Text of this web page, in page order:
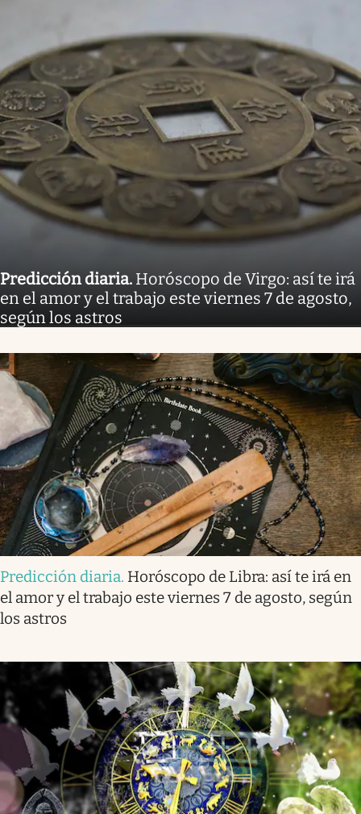
Predicción diaria. Horóscopo de Virgo: así te irá
en el amor y el trabajo este viernes 7 de agosto,
según los astros
Predicción diaria. Horóscopo de Libra: así te irá en
el amor y el trabajo este viernes 7 de agosto, según
los astros